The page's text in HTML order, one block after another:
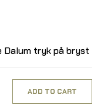
Dalum tryk på bryst
ADD TO CART